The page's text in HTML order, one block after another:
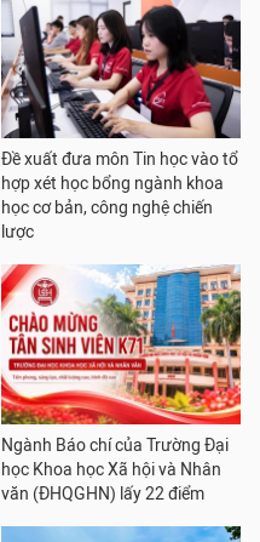
Đề xuất đưa môn Tin học vào tổ
hợp xét học bổng ngành khoa
học cơ bản, công nghệ chiến
lược
Ngành Báo chí của Trường Đại
học Khoa học Xã hội và Nhân
văn (ĐHQGHN) lấy 22 điểm